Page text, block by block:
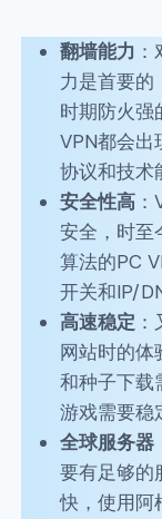
翻墙能力
力是首要的
时期防火强
VPN都会出
协议和技术
安全性高
安全，时至
算法的PC
开关和IP/
高速稳定
网站时的体
和种子下载
游戏需要稳
全球服务器
要有足够的
快，使用阿